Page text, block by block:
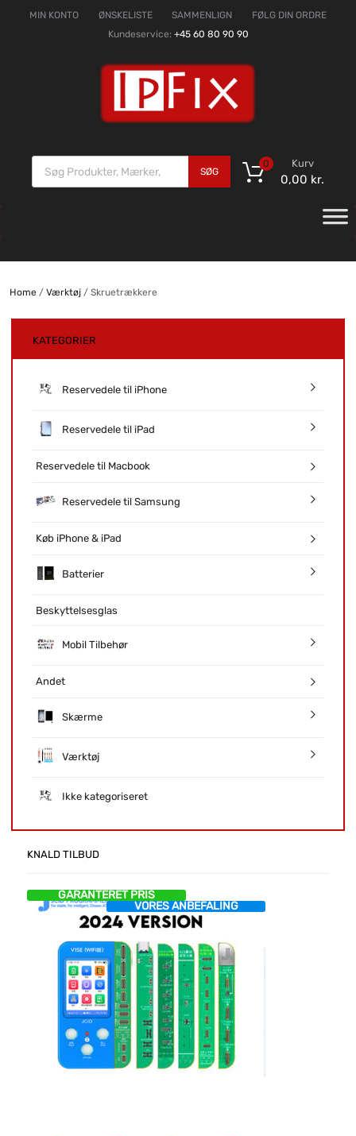
MIN KONTO ØNSKELISTE SAMMENLIGN
FØLG DIN ORDRE
Kundeservice: +45 60 80 90 90
SØG
Kurv
0,00 kr.
0
Home/ Værktøj/ Skruetrækkere
KATEGORIER
Reservedele til iPhone
Reservedele til iPad
Reservedele til Macbook
Reservedele til Samsung
Køb iPhone & iPad
Batterier
Beskyttelsesglas
Mobil Tilbehør
Andet
Skærme
Værktøj
Ikke kategoriseret
KNALD TILBUD
GARANTERET PRIS
VORES ANBEFALING